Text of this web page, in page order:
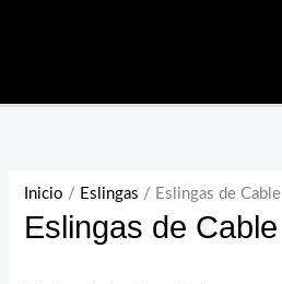
Inicio / Eslingas / Eslingas de Cable
Eslingas de Cable